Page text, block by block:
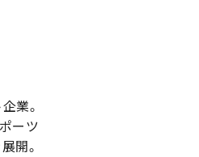
業。
ーツ
開。